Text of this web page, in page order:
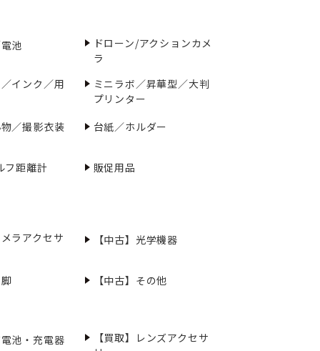
池
ドローン/アクションカメ
ラ
インク／用
ミニラボ／昇華型／大判
プリンター
／撮影衣装
台紙／ホルダー
フ距離計 販促用品
ラアクセサ 【中古】光学機器
【中古】その他
池・充電器
【買取】レンズアクセサ